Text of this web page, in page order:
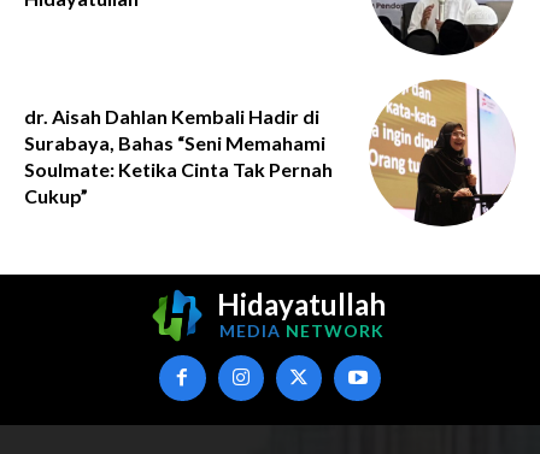
dr. Aisah Dahlan Kembali Hadir di
Surabaya, Bahas “Seni Memahami
Soulmate: Ketika Cinta Tak Pernah
Cukup”
Hidayatullah
MEDIA NETWORK